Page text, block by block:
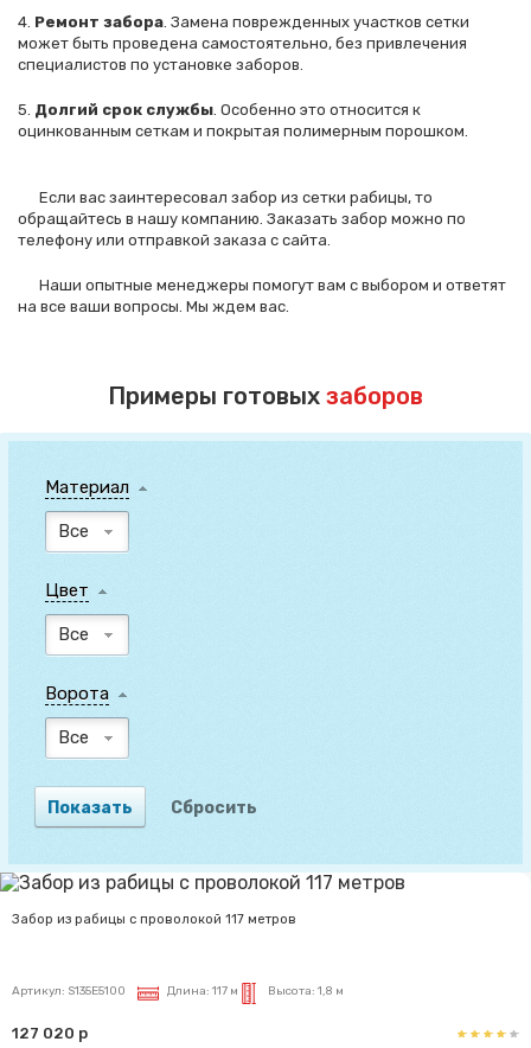
4. Ремонт забора . Замена поврежденных участков сетки
может быть проведена самостоятельно, без привлечения
специалистов по установке заборов.
5. Долгий срок службы . Особенно это относится к
оцинкованным сеткам и покрытая полимерным порошком.
Если вас заинтересовал забор из сетки рабицы, то
обращайтесь в нашу компанию. Заказать забор можно по
телефону или отправкой заказа с сайта.
Наши опытные менеджеры помогут вам с выбором и ответят
на все ваши вопросы. Мы ждем вас.
Примеры готовых заборов
Материал
Все
Цвет
Все
Ворота
Все
Забор из рабицы с проволокой 117 метров
Артикул: S135E5100 Длина: 117 м Высота: 1,8 м
127 020 р
Спасибо за обращение, наш специалист свяжется с
Вами.